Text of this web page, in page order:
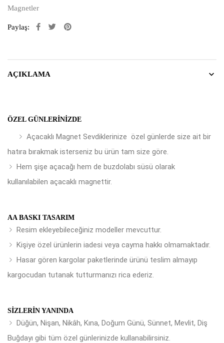
Magnetler
Paylaş:
AÇIKLAMA
ÖZEL GÜNLERINIZDE
Açacaklı Magnet Sevdiklerinize özel günlerde size ait bir
hatıra bırakmak isterseniz bu ürün tam size göre.
Hem şişe açacağı hem de buzdolabı süsü olarak
kullanılabilen açacaklı magnettir.
AA BASKI TASARIM
Resim ekleyebileceğiniz modeller mevcuttur.
Kişiye özel ürünlerin iadesi veya cayma hakkı olmamaktadır.
Hasar gören kargolar paketlerinde ürünü teslim almayıp
kargocudan tutanak tutturmanızı rica ederiz.
SIZLERIN YANINDA
Düğün, Nişan, Nikâh, Kına, Doğum Günü, Sünnet, Mevlit, Diş
Buğdayı gibi tüm özel günlerinizde kullanabilirsiniz.